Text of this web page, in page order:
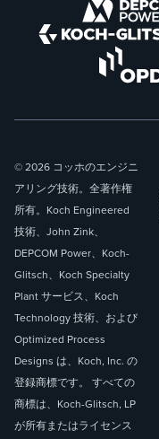
© 2026 コッホのエンジニ
アリング技術。全著作権
所有。Koch Engineered
技術、John Zink、
DEPCOM Power、Koch-
Glitsch、Koch Specialty
Plant サービス、Koch
Technology 技術、および
Optimized Process
Designs は、Koch, Inc. の
登録商標です。 すべての
商標は、Koch-Glitsch, LP
が所有またはライセンス